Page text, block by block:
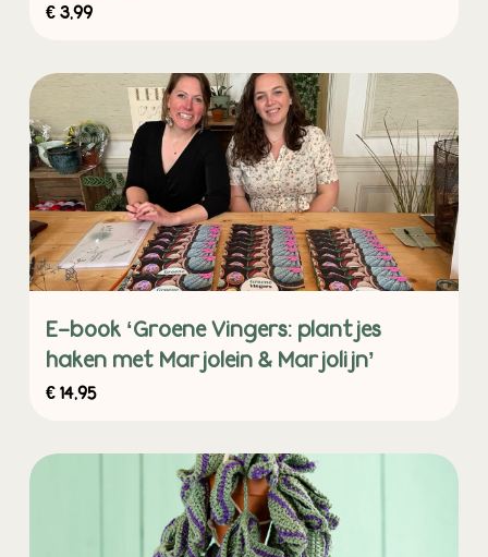
€3,99
E-book ‘Groene Vingers: plantjes
haken met Marjolein & Marjolijn’
€14,95